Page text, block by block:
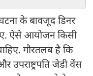
घटना के बावजूद डिनर
ऐसे आयोजन किसी
गौरतलब है कि
उपराष्ट्रपति जेडी वेंस